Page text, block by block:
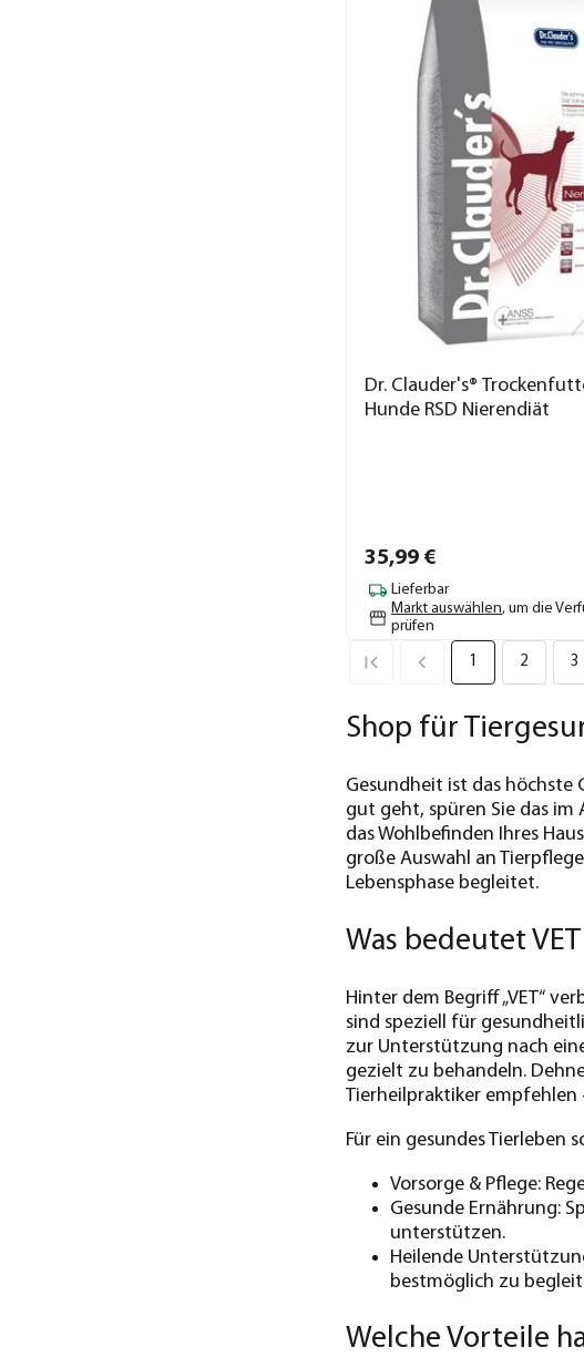
Dr. Clauder's®
Hunde RSD Nierendiät
35,99 €
Lieferbar
Markt auswählen, um die
prüfen
1 2 3
Shop für
Gesundheit ist das höchste
gut geht, spüren Sie das
das Wohlbefinden Ihres
große Auswahl an
Lebensphase begleitet.
Was bedeutet
Hinter dem Begriff „VET“
sind speziell für
zur Unterstützung nach
gezielt zu behandeln.
Tierheilpraktiker empfehlen
Für ein gesundes Tierleben
Vorsorge & Pflege:
Gesunde Ernährung:
unterstützen.
Heilende
bestmöglich zu
Welche Vorteile